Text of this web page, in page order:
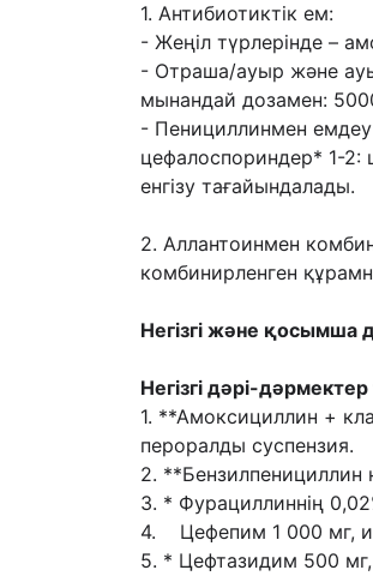
1. Антибиотиктік ем:
- Жеңіл түрлерінде –
- Отраша/ауыр жəне
мынандай дозамен:
- Пенициллинмен
цефалоспориндер* 1-2:
енгізу тағайындалады.
2. Аллантоинмен
комбинирленген
Негізгі жəне қосымша
Негізгі дəрі-дəрмектер
1. **Амоксициллин +
пероралды суспензия.
2. **Бензилпенициллин
3. * Фурациллиннің
4. Цефепим 1 000 мг,
5. * Цефтазидим 500 мг,